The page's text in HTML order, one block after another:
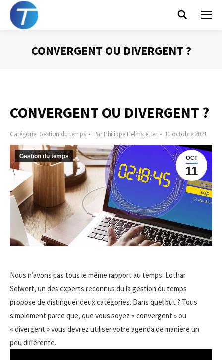
Search:
CONVERGENT OU DIVERGENT ?
CONVERGENT OU DIVERGENT ?
Catégorie Gestion du temps ParPhilippe Helmstetter 11 octobre 2021
OCT
11
Gestion du temps
Nous n’avons pas tous le même rapport au temps. Lothar
Seiwert, un des experts reconnus du la gestion du temps
propose de distinguer deux catégories. Dans quel but ? Tous
simplement parce que, que vous soyez « convergent » ou
« divergent » vous devrez utiliser votre agenda de manière un
peu différente.